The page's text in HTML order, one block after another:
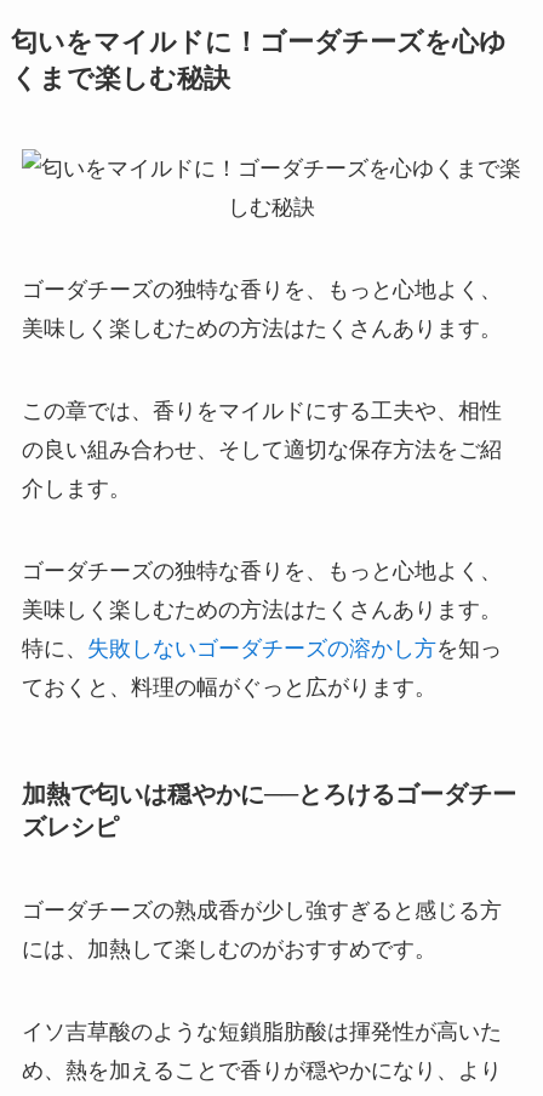
匂いをマイルドに！ゴーダチーズを心ゆ
くまで楽しむ秘訣
ゴーダチーズの独特な香りを、もっと心地よく、
美味しく楽しむための方法はたくさんあります。
この章では、香りをマイルドにする工夫や、相性
の良い組み合わせ、そして適切な保存方法をご紹
介します。
ゴーダチーズの独特な香りを、もっと心地よく、
美味しく楽しむための方法はたくさんあります。
特に、 失敗しないゴーダチーズの溶かし方を知っ
ておくと、料理の幅がぐっと広がります。
加熱で匂いは穏やかに──とろけるゴーダチー
ズレシピ
ゴーダチーズの熟成香が少し強すぎると感じる方
には、加熱して楽しむのがおすすめです。
イソ吉草酸のような短鎖脂肪酸は揮発性が高いた
め、熱を加えることで香りが穏やかになり、より